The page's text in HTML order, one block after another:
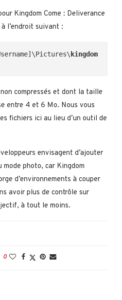
Kingdom Come : Deliverance
l’endroit suivant :
kingdom
compressés et dont la taille
entre 4 et 6 Mo. Nous vous
fichiers ici au lieu d’un outil de
envisagent d’ajouter
photo, car Kingdom
d’environnements à couper
avoir plus de contrôle sur
à tout le moins.
0